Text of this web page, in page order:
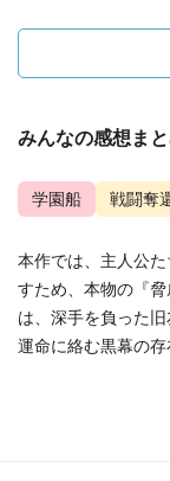
みんなの感想ま
学園船 戦闘奪
本作では、主人公
すため、本物の『
は、深手を負った
運命に絡む黒幕の存